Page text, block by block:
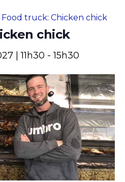
Food truck: Chicken chick
chick
| 11h30 -15h30